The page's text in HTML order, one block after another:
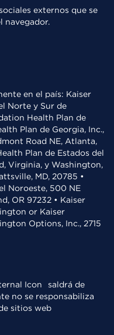
externos que se
navegador.
en el país: Kaiser
Norte y Sur de
Health Plan de
Plan de Georgia, Inc.,
Road NE, Atlanta,
Plan de Estados del
Virginia, y Washington,
MD, 20785 •
Noroeste, 500 NE
OR 97232 • Kaiser
or Kaiser
Options, Inc., 2715
saldrá de
no se responsabiliza
sitios web